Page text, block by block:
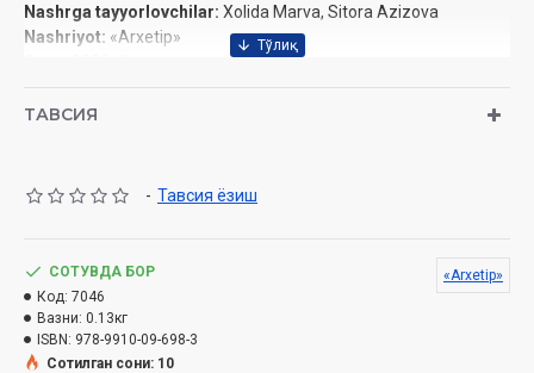
Nashrga tayyorlovchilar: Xolida Marva, Sitora Azizova
Nashriyot: «Arxetip»
ISBN:978-9910-09-698-3
ТАВСИЯ
- Тавсия ёзиш
СОТУВДА БОР
Код: 7046
Вазни: 0.13кг
ISBN: 978-9910-09-698-3
«Arxetip»
Сотилган сони: 10